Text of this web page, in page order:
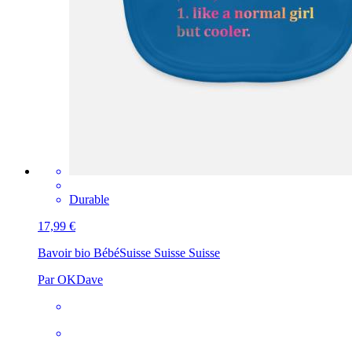
Durable
17,99 €
Bavoir bio BébéSuisse Suisse Suisse
Par OKDave